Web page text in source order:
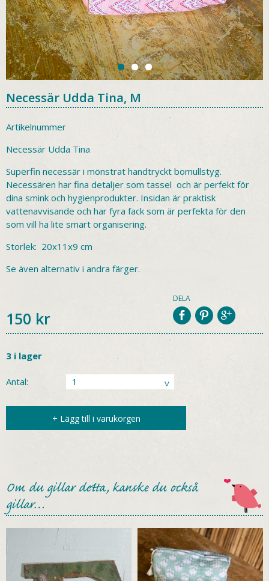
Necessär Udda Tina, M
Artikelnummer
Necessär Udda Tina
Superfin necessär i mönstrat handtryckt bomullstyg.
Necessären har fina detaljer som tassel och är perfekt för
dina smink och hygienprodukter. Insidan är praktisk
vattenavvisande och har fyra fack som är perfekta för den
som vill ha lite smart organisering.
Storlek: 20x11x9 cm
Se även alternativ i andra färger.
150 kr
DELA
3 i lager
Antal:
+ Lägg till i varukorgen
Om du gillar detta, kanske du också
gillar…